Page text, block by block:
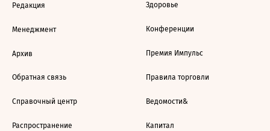
Редакция
Менеджмент
Архив
Обратная связь
Справочный центр
Распространение
Здоровье
Конференции
Премия Импульс
Правила торговли
Ведомости&
Капитал